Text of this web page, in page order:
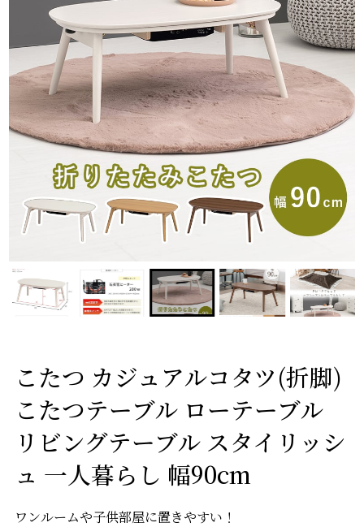
こたつ カジュアルコタツ(折脚)
こたつテーブル ローテーブル
リビングテーブル スタイリッシ
ュ 一人暮らし 幅90cm
ワンルームや子供部屋に置きやすい！